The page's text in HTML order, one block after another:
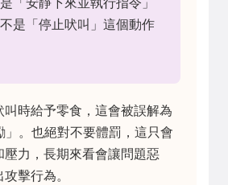
是「停止吠叫」這個動作
叫時給予零食，這會被誤解為
」。也絕對不要體罰，這只會
壓力，長期來看會讓問題惡
擊行為。